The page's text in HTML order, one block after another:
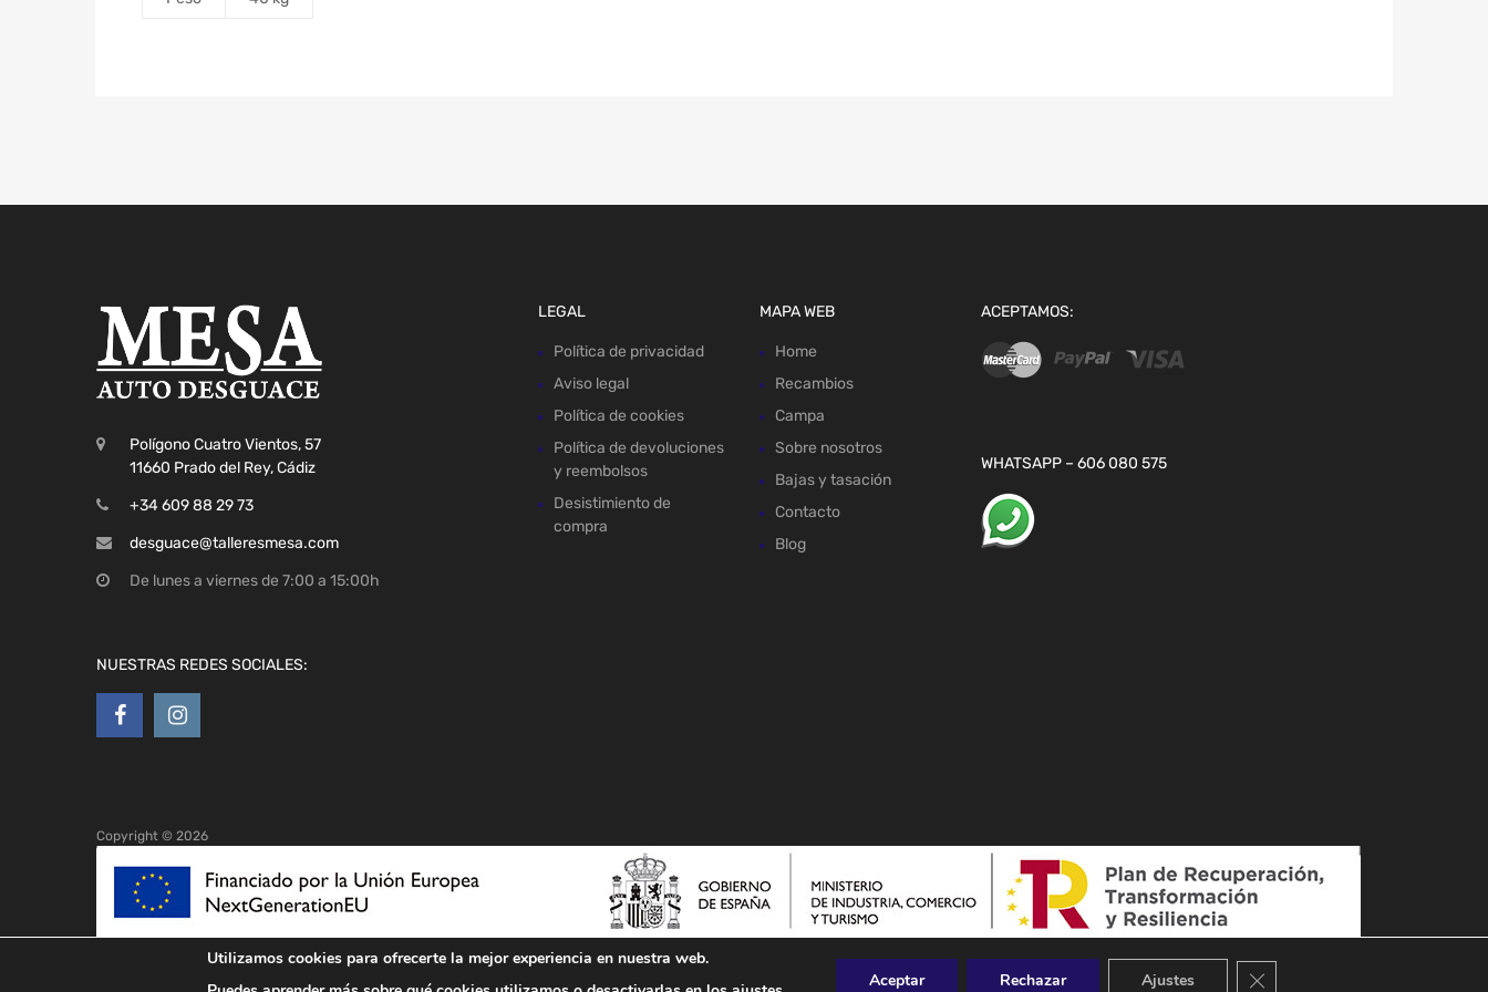
Polígono Cuatro Vientos, 57
11660 Prado del Rey, Cádiz
+34 609 88 29 73
desguace@talleresmesa.com
De lunes a viernes de 7:00 a 15:00h
NUESTRAS REDES SOCIALES:
LEGAL
Política de privacidad
Aviso legal
Política de cookies
Política de devoluciones
y reembolsos
Desistimiento de
compra
MAPA WEB
Home
Recambios
Campa
Sobre nosotros
Bajas y tasación
Contacto
Blog
ACEPTAMOS:
WHATSAPP – 606 080 575
Copyright © 2026
Utilizamos cookies para ofrecerte la mejor experiencia en nuestra web.
Aceptar Rechazar Ajustes Cerrar el banner de cookies RGPD